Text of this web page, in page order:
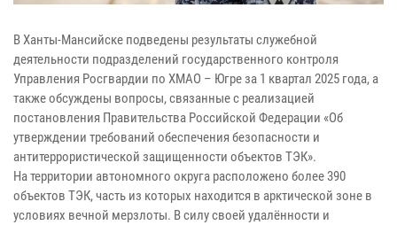
В Ханты-Мансийске подведены результаты служебной
деятельности подразделений государственного контроля
Управления Росгвардии по ХМАО – Югре за 1 квартал 2025 года, а
также обсуждены вопросы, связанные с реализацией
постановления Правительства Российской Федерации «Об
утверждении требований обеспечения безопасности и
антитеррористической защищенности объектов ТЭК».
На территории автономного округа расположено более 390
объектов ТЭК, часть из которых находится в арктической зоне в
условиях вечной мерзлоты. В силу своей удалённости и